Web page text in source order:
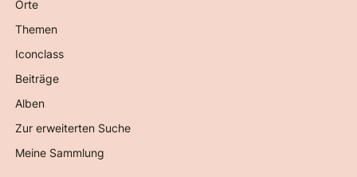
Orte
Themen
Iconclass
Beiträge
Alben
Zur erweiterten Suche
Meine Sammlung